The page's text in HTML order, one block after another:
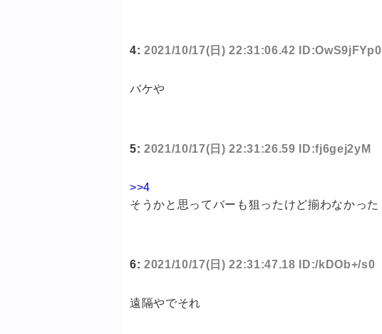
4: 2021/10/17(日) 22:31:06.42 ID:OwS9jFYp0
バケや
5: 2021/10/17(日) 22:31:26.59 ID:fj6gej2yM
>>4
そうかと思ってバーも狙ったけど揃わなかった
6: 2021/10/17(日) 22:31:47.18 ID:/kDOb+/s0
遠隔やでそれ